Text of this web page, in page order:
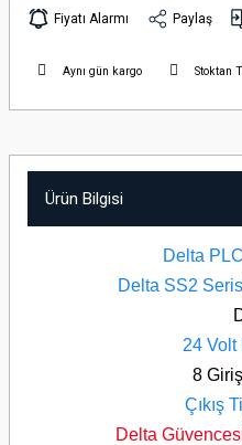
Fiyatı Alarmı
Paylaş
Aynı gün kargo Stoktan
Ürün Bilgisi
Delta
Delta SS2
24 Volt
8
Çıkış
Delta